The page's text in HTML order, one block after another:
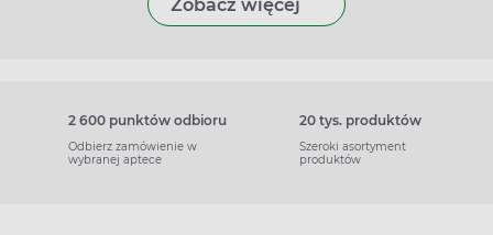
Zobacz więcej
2 600 punktów odbioru
Odbierz zamówienie w
wybranej aptece
20 tys. produktów
Szeroki asortyment
produktów